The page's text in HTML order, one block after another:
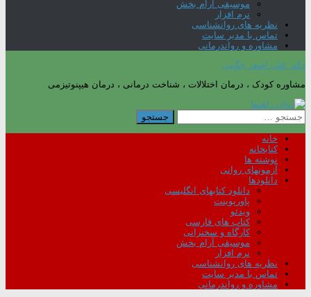
موسیقی آرام بخش
نرم افزار
نظریه های روانشناسی
تماس با مدیر سایت
مشاوره و رواندرمانی
دکتر علی اصغر چگینی
مشاوره کودک ، درمان اختلالات ، شناخت درمانی ، درمان هیپنوتیزمی
جستجو
برای:
خانه
کتابخانه
نوشته ها
آزمونهای روانی
دانلودها
دانلود کتابهای انگلیسی
پاورپوینت
ویدئو
کتاب های فارسی
کارگاه و سخنرانی
موسیقی آرام بخش
نرم افزار
نظریه های روانشناسی
تماس با مدیر سایت
مشاوره و رواندرمانی